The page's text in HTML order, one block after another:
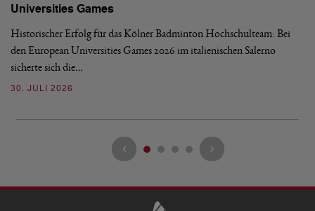
Universities Games
Historischer Erfolg für das Kölner Badminton Hochschulteam: Bei
den European Universities Games 2026 im italienischen Salerno
sicherte sich die…
30. JULI 2026